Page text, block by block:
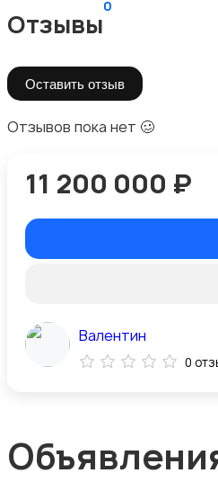
Отзывы
0
Оставить отзыв
Отзывов пока нет 🥴
11 200 000 ₽
Валентин
0